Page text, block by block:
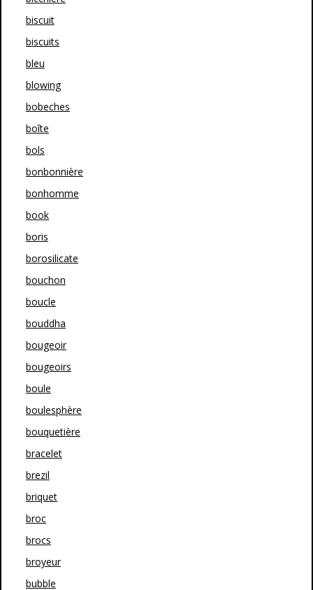
biscuit
biscuits
bleu
blowing
bobeches
boîte
bols
bonbonnière
bonhomme
book
boris
borosilicate
bouchon
boucle
bouddha
bougeoir
bougeoirs
boule
boulesphère
bouquetière
bracelet
brezil
briquet
broc
brocs
broyeur
bubble